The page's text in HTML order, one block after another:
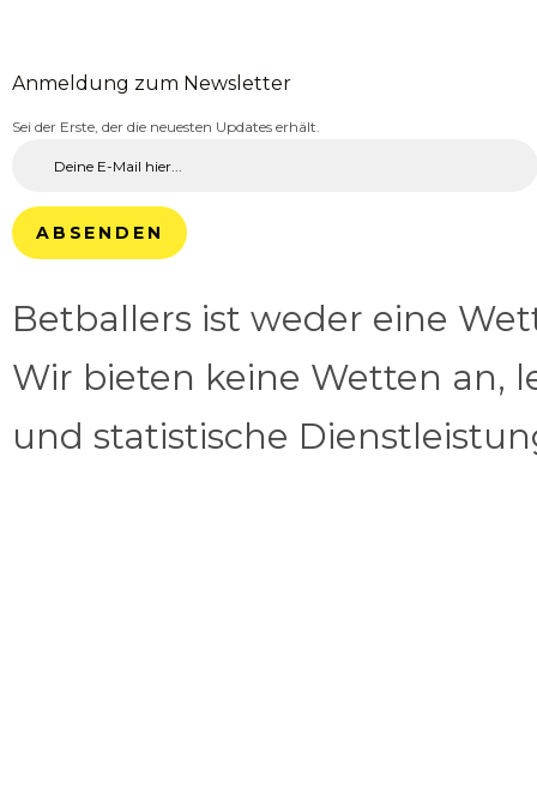
Anmeldung zum Newsletter
Sei der Erste, der die neuesten Updates erhält.
ABSENDEN
Betballers ist weder eine
Wir bieten keine Wetten an,
und statistische